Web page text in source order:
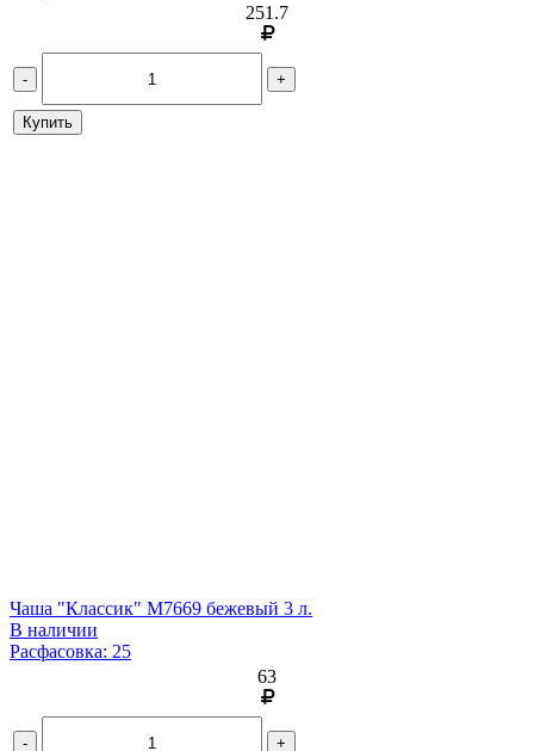
251.7
- +
Купить
Чаша "Классик" М7669 бежевый 3 л.
В наличии
Расфасовка: 25
63
- +